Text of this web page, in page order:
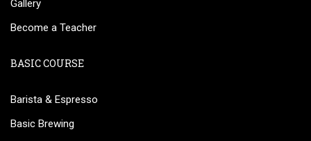
Gallery
Become a Teacher
BASIC COURSE
Barista & Espresso
Basic Brewing